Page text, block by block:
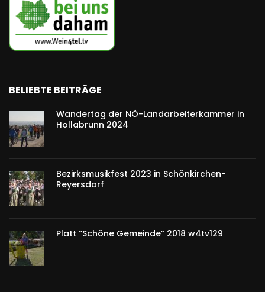
BELIEBTE BEITRÄGE
Wandertag der NÖ-Landarbeiterkammer in
Hollabrunn 2024
Bezirksmusikfest 2023 in Schönkirchen-
Reyersdorf
Platt “Schöne Gemeinde” 2018 w4tv129